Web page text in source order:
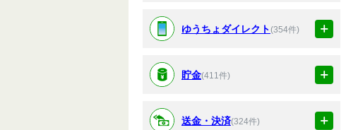
ゆうちょダイレクト(354件)
貯金(411件)
送金・決済(324件)